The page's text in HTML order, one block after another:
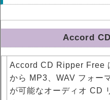
Accord
Accord CD Ripper Free
から MP3、WAV フォー
が可能なオーディオ CD